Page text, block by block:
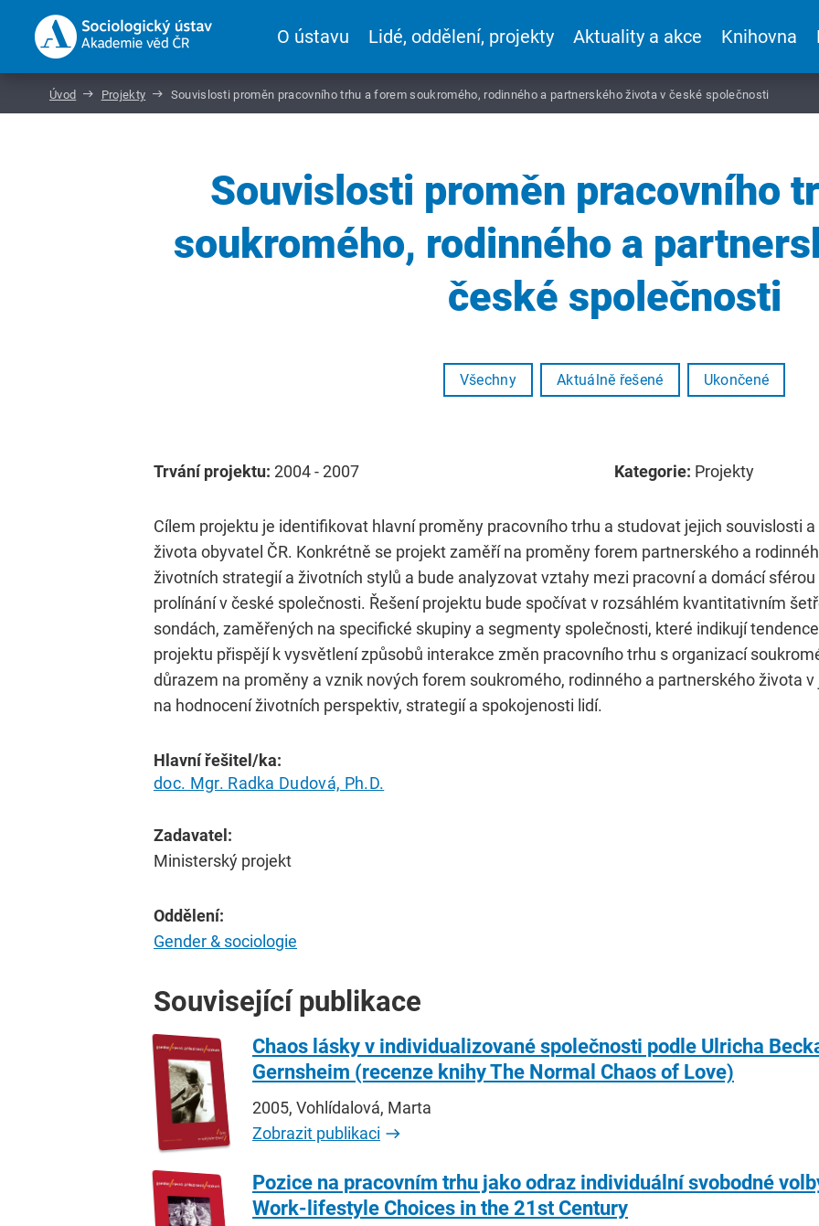
O ústavu Lidé, oddělení, projekty Aktuality a akce Knihovna
Úvod Projekty Souvislosti proměn pracovního trhu a forem soukromého, rodinného a partnerského života v české společnosti
Souvislosti proměn pracovního
soukromého, rodinného a
české společnosti
Všechny Aktuálně řešené Ukončené
Trvání projektu: 2004 - 2007 Kategorie: Projekty
Cílem projektu je identifikovat hlavní proměny pracovního trhu a studovat jejich souvislosti
života obyvatel ČR. Konkrétně se projekt zaměří na proměny forem partnerského a
životních strategií a životních stylů a bude analyzovat vztahy mezi pracovní a domácí
prolínání v české společnosti. Řešení projektu bude spočívat v rozsáhlém kvantitativním
sondách, zaměřených na specifické skupiny a segmenty společnosti, které indikují
projektu přispějí k vysvětlení způsobů interakce změn pracovního trhu s organizací
důrazem na proměny a vznik nových forem soukromého, rodinného a partnerského života
na hodnocení životních perspektiv, strategií a spokojenosti lidí.
Hlavní řešitel/ka:
doc. Mgr. Radka Dudová, Ph.D.
Zadavatel:
Ministerský projekt
Oddělení:
Gender & sociologie
Související publikace
Chaos lásky v individualizované společnosti podle Ulricha
Gernsheim (recenze knihy The Normal Chaos of Love)
2005, Vohlídalová, Marta
Zobrazit publikaci
Pozice na pracovním trhu jako odraz individuální svobodné
Work-lifestyle Choices in the 21st Century